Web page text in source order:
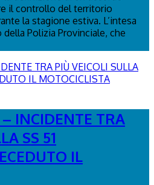
il controllo del territorio
la stagione estiva. L’intesa
Polizia Provinciale, che
INCIDENTE TRA
SS 51
IL